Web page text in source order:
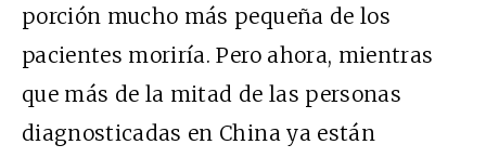
porción mucho más pequeña de los
pacientes moriría. Pero ahora, mientras
que más de la mitad de las personas
diagnosticadas en China ya están